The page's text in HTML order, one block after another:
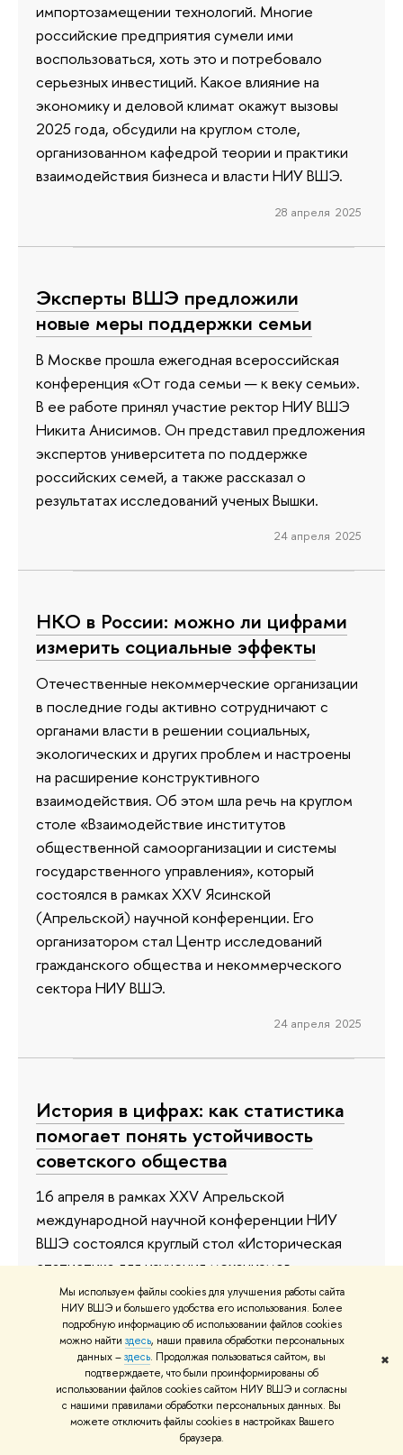
Мы используем файлы cookies для улучшения работы сайта
НИУ ВШЭ и большего удобства его использования. Более
подробную информацию об использовании файлов cookies
можно найти здесь, наши правила обработки персональных
данных –здесь. Продолжая пользоваться сайтом, вы
подтверждаете, что были проинформированы об
использовании файлов cookies сайтом НИУ ВШЭ и согласны
с нашими правилами обработки персональных данных. Вы
можете отключить файлы cookies в настройках Вашего
браузера.
✖
импортозамещении технологий. Многие
российские предприятия сумели ими
воспользоваться, хоть это и потребовало
серьезных инвестиций. Какое влияние на
экономику и деловой климат окажут вызовы
2025 года, обсудили на круглом столе,
организованном кафедрой теории и практики
взаимодействия бизнеса и власти НИУ ВШЭ.
28 апреля 2025
Эксперты ВШЭ предложили
новые меры поддержки семьи
В Москве прошла ежегодная всероссийская
конференция «От года семьи — к веку семьи».
В ее работе принял участие ректор НИУ ВШЭ
Никита Анисимов. Он представил предложения
экспертов университета по поддержке
российских семей, а также рассказал о
результатах исследований ученых Вышки.
24 апреля 2025
НКО в России: можно ли цифрами
измерить социальные эффекты
Отечественные некоммерческие организации
в последние годы активно сотрудничают с
органами власти в решении социальных,
экологических и других проблем и настроены
на расширение конструктивного
взаимодействия. Об этом шла речь на круглом
столе «Взаимодействие институтов
общественной самоорганизации и системы
государственного управления», который
состоялся в рамках XXV Ясинской
(Апрельской) научной конференции. Его
организатором стал Центр исследований
гражданского общества и некоммерческого
сектора НИУ ВШЭ.
24 апреля 2025
История в цифрах: как статистика
помогает понять устойчивость
советского общества
16 апреля в рамках XXV Апрельской
международной научной конференции НИУ
ВШЭ состоялся круглый стол «Историческая
статистика для изучения механизмов
социальной устойчивости в СССР».
Мероприятие прошло при поддержке
Междисциплинарной группы по исторической
статистике НЦМУ «Центр
междисциплинарных исследований
человеческого потенциала».